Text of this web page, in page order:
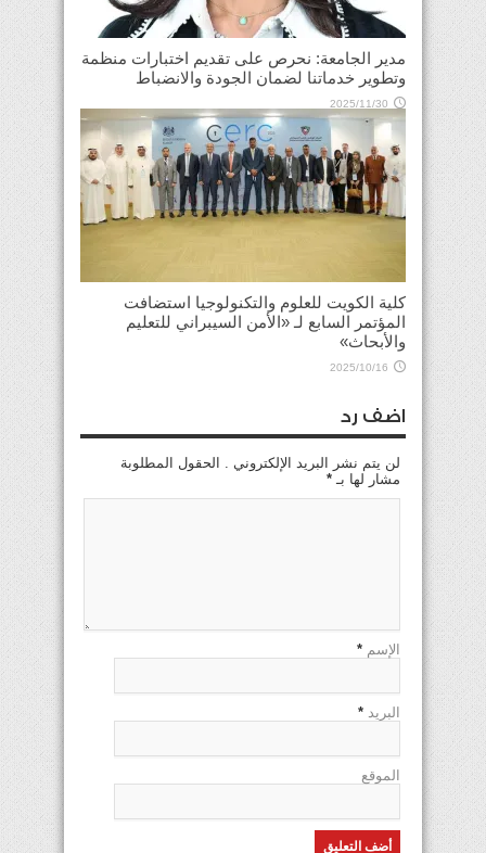
مدير الجامعة: نحرص على تقديم اختبارات منظمة
وتطوير خدماتنا لضمان الجودة والانضباط
2025/11/30
كلية الكويت للعلوم والتكنولوجيا استضافت
المؤتمر السابع لـ «الأمن السيبراني للتعليم
والأبحاث»
2025/10/16
اضف رد
لن يتم نشر البريد الإلكتروني . الحقول المطلوبة
مشار لها بـ *
الإسم *
البريد *
الموقع